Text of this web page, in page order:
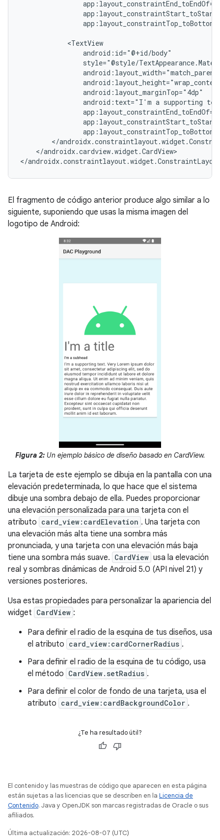
android:text="I'm a supporting
</androidx.cardview.widget.CardView>
El fragmento de código anterior produce algo similar a lo
siguiente, suponiendo que usas la misma imagen del
logotipo de Android:
Figura 2:Un ejemplo básico de diseño basado en CardView.
La tarjeta de este ejemplo se dibuja en la pantalla con una
elevación predeterminada, lo que hace que el sistema
dibuje una sombra debajo de ella. Puedes proporcionar
una elevación personalizada para una tarjeta con el
atributo card_view:cardElevation . Una tarjeta con
una elevación más alta tiene una sombra más
pronunciada, y una tarjeta con una elevación más baja
tiene una sombra más suave. CardView usa la elevación
real y sombras dinámicas de Android 5.0 (API nivel 21) y
versiones posteriores.
Usa estas propiedades para personalizar la apariencia del
widget CardView :
Para definir el radio de la esquina de tus diseños, usa
el atributo card_view:cardCornerRadius .
Para definir el radio de la esquina de tu código, usa
el método CardView.setRadius .
Para definir el color de fondo de una tarjeta, usa el
atributo card_view:cardBackgroundColor .
¿Te ha resultado útil?
El contenido y las muestras de código que aparecen en esta página
están sujetas a las licencias que se describen en la Licencia de
Contenido. Java y OpenJDK son marcas registradas de Oracle o sus
afiliados.
Última actualización: 2026-08-07 (UTC)